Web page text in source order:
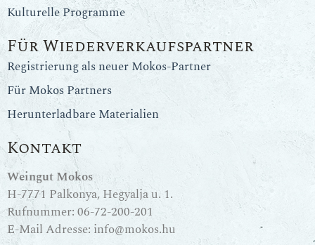
Kulturelle Programme
Für Wiederverkaufspartner
Registrierung als neuer Mokos-Partner
Für Mokos Partners
Herunterladbare Materialien
Kontakt
Weingut Mokos
H-7771 Palkonya, Hegyalja u. 1.
Rufnummer:06-72-200-201
E-Mail Adresse: info@mokos.hu